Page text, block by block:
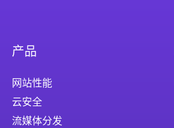
产品
网站性能
云安全
流媒体分发